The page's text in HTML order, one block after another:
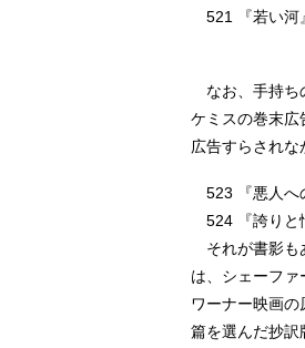
521 『若い
なお、手持ち
ケミスの巻末広
広告すらされな
523 『悪人へ
524 『誇り
それが書影も
は、シェーフ
ワーナー映画の
篇を選んだ抄訳